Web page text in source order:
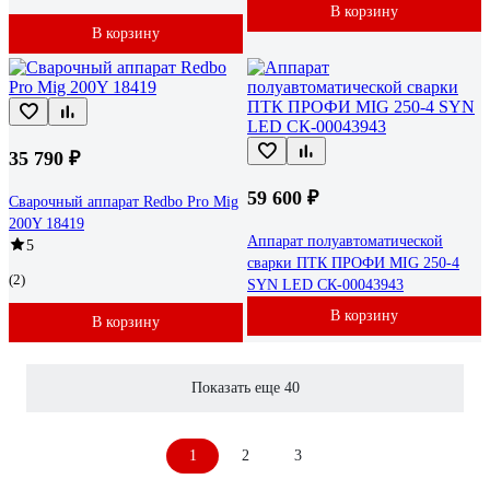
В корзину
В корзину
35 790 ₽
Сварочный аппарат Redbo Pro Mig
200Y 18419
5
(2)
В корзину
59 600 ₽
Аппарат полуавтоматической
сварки ПТК ПРОФИ MIG 250-4
SYN LED СК-00043943
В корзину
Показать еще 40
1 2 3